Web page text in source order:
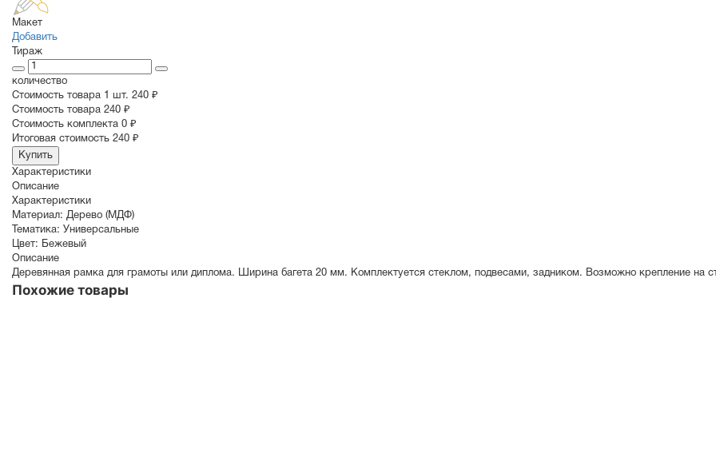
Макет
Добавить
Тираж
количество
Стоимость товара 1 шт. 240 ₽
Cтоимость товара 240 ₽
Стоимость комплекта 0 ₽
Итоговая стоимость 240 ₽
Купить
Характеристики
Описание
Характеристики
Материал: Дерево (МДФ)
Тематика: Универсальные
Цвет: Бежевый
Описание
Деревянная рамка для грамоты или диплома. Ширина багета 20 мм. Комплектуется стеклом, подвесами, задником. Возможно крепление на
Похожие товары